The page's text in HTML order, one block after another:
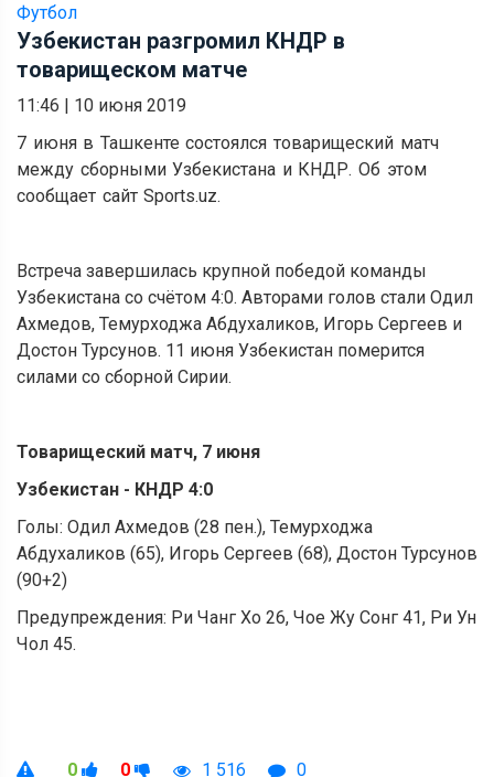
Футбол
Узбекистан разгромил КНДР в
товарищеском матче
11:46 | 10 июня 2019
7 июня в Ташкенте состоялся товарищеский матч
между сборными Узбекистана и КНДР. Об этом
сообщает сайтSports.uz.
Встреча завершилась крупной победой команды
Узбекистана со счётом 4:0. Авторами голов стали Одил
Ахмедов, Темурходжа Абдухаликов, Игорь Сергеев и
Достон Турсунов. 11 июня Узбекистан померится
силами со сборной Сирии.
Товарищеский матч, 7 июня
Узбекистан - КНДР 4:0
Голы: Одил Ахмедов (28 пен.), Темурходжа
Абдухаликов (65), Игорь Сергеев (68), Достон Турсунов
(90+2)
Предупреждения: Ри Чанг Хо 26, Чое Жу Сонг 41, Ри Ун
Чол 45.
0 0 1 516 0